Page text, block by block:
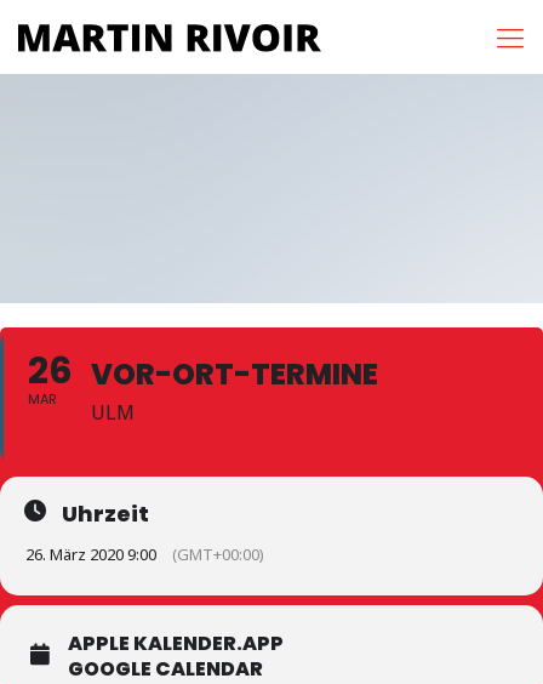
26
MAR
VOR-ORT-TERMINE
ULM
Uhrzeit
26. März 2020 9:00 (GMT+00:00)
APPLE KALENDER.APP
GOOGLE CALENDAR